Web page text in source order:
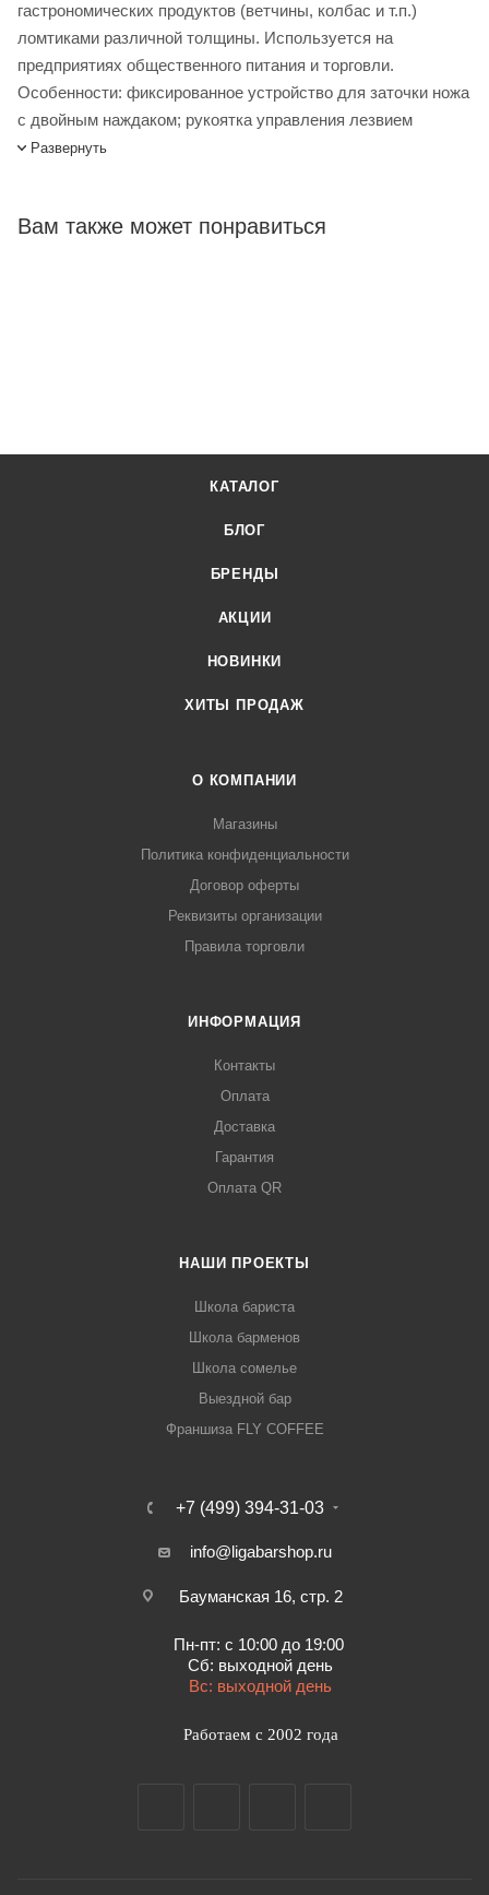
гастрономических продуктов (ветчины, колбас и т.п.)
ломтиками различной толщины. Используется на
предприятиях общественного питания и торговли.
Особенности: фиксированное устройство для заточки ножа
с двойным наждаком; рукоятка управления лезвием
установлена на двойной шарикоподшипник, что делает
Слайсер R.G.V. Lusso 300 S-L купить в интернет-магазине
Развернуть
Вам также может понравиться
КАТАЛОГ
БЛОГ
БРЕНДЫ
АКЦИИ
НОВИНКИ
ХИТЫ ПРОДАЖ
О КОМПАНИИ
Магазины
Политика конфиденциальности
Договор оферты
Реквизиты организации
Правила торговли
ИНФОРМАЦИЯ
Контакты
Оплата
Доставка
Гарантия
Оплата QR
НАШИ ПРОЕКТЫ
Школа бариста
Школа барменов
Школа сомелье
Выездной бар
Франшиза FLY COFFEE
+7 (499) 394-31-03
info@ligabarshop.ru
Бауманская 16, стр. 2
Пн-пт: с 10:00 до 19:00
Сб: выходной день
Вс: выходной день
Работаем с 2002 года